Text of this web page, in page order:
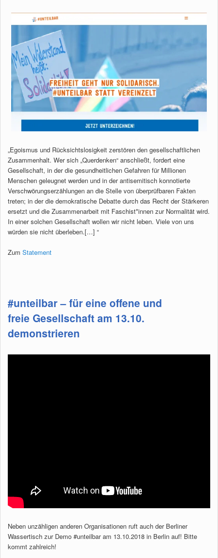
„Egoismus und Rücksichtslosigkeit zerstören den gesellschaftlichen
Zusammenhalt. Wer sich „Querdenken“ anschließt, fordert eine
Gesellschaft, in der die gesundheitlichen Gefahren für Millionen
Menschen geleugnet werden und in der antisemitisch konnotierte
Verschwörungserzählungen an die Stelle von überprüfbaren Fakten
treten; in der die demokratische Debatte durch das Recht der Stärkeren
ersetzt und die Zusammenarbeit mit Faschist*innen zur Normalität wird.
In einer solchen Gesellschaft wollen wir nicht leben. Viele von uns
würden sie nicht überleben.[…] “
Zum Statement
#unteilbar – für eine offene und
freie Gesellschaft am 13.10.
demonstrieren
Neben unzähligen anderen Organisationen ruft auch der Berliner
Wassertisch zur Demo #unteilbar am 13.10.2018 in Berlin auf! Bitte
kommt zahlreich!